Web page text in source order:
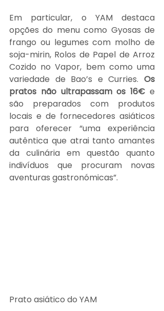
Em particular, o YAM destaca
opções do menu como Gyosas de
frango ou legumes com molho de
soja-mirin, Rolos de Papel de Arroz
Cozido no Vapor, bem como uma
variedade de Bao’s e Curries. Os
pratos não ultrapassam os 16€ e
são preparados com produtos
locais e de fornecedores asiáticos
para oferecer “uma experiência
autêntica que atrai tanto amantes
da culinária em questão quanto
indivíduos que procuram novas
aventuras gastronómicas”.
Prato asiático do YAM